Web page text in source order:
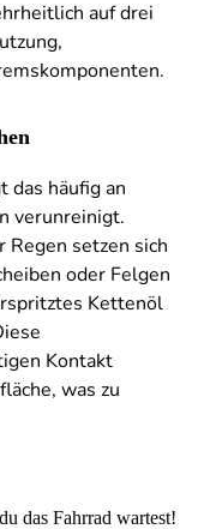
auf drei
das häufig an
verunreinigt.
Regen setzen sich
oder Felgen
Kettenöl
Kontakt
was zu
das Fahrrad wartest!